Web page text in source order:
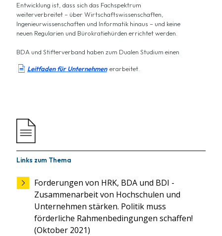
Entwicklung ist, dass sich das Fachspektrum
weiterverbreitet – über Wirtschaftswissenschaften,
Ingenieurwissenschaften und Informatik hinaus – und keine
neuen Regularien und Bürokratiehürden errichtet werden.
BDA und Stifterverband haben zum Dualen Studium einen
 Leitfaden für Unternehmen erarbeitet.
Links zum Thema
Forderungen von HRK, BDA und BDI -
Zusammenarbeit von Hochschulen und
Unternehmen stärken. Politik muss
förderliche Rahmenbedingungen schaffen!
(Oktober 2021)